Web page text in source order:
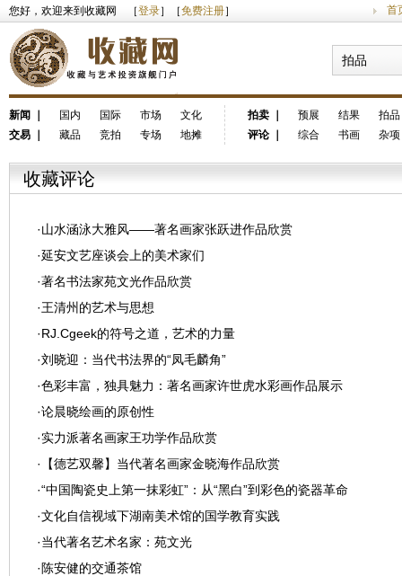
您好，欢迎来到收藏网 ［登录］［免费注册］ 首
拍品
新闻 国内 国际 市场
文化
交易
藏品 竞拍 专场 地摊
拍卖 预展 结果
拍品
评论｜ 综合 书画 杂项
收藏评论
·山水涵泳大雅风——著名画家张跃进作品欣赏
·延安文艺座谈会上的美术家们
·著名书法家苑文光作品欣赏
·王清州的艺术与思想
·RJ.Cgeek的符号之道，艺术的力量
·刘晓迎：当代书法界的“凤毛麟角”
·色彩丰富，独具魅力：著名画家许世虎水彩画作品展示
·论晨晓绘画的原创性
·实力派著名画家王功学作品欣赏
·
【德艺双馨】当代著名画家金晓海作品欣赏
·“中国陶瓷史上第一抹彩虹”：从“黑白”到彩色的瓷器革命
·文化自信视域下湖南美术馆的国学教育实践
·当代著名艺术名家：苑文光
· 陈安健的交通茶馆